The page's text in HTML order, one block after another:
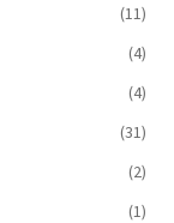
(11)
(4)
(4)
(31)
(2)
(1)